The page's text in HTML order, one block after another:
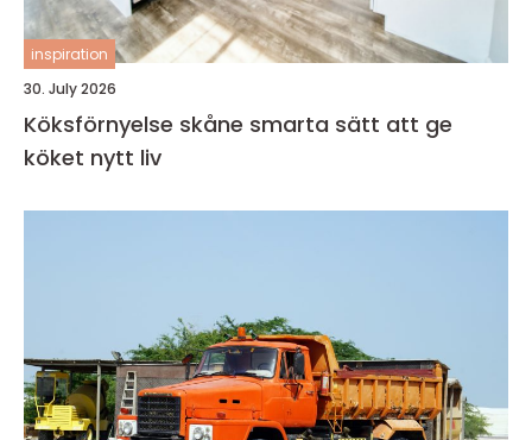
inspiration
30. July 2026
Köksförnyelse skåne smarta sätt att ge
köket nytt liv